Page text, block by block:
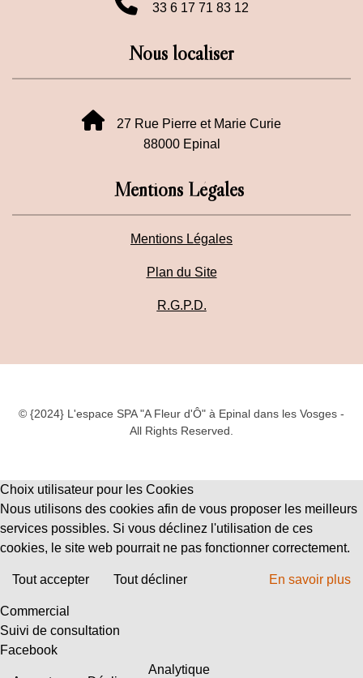
33 6 17 71 83 12
Nous localiser
27 Rue Pierre et Marie Curie
88000 Epinal
Mentions Légales
Mentions Légales
Plan du Site
R.G.P.D.
© {2024} L'espace SPA "A Fleur d'Ô" à Epinal dans les Vosges -
All Rights Reserved.
Choix utilisateur pour les Cookies
Nous utilisons des cookies afin de vous proposer les meilleurs
services possibles. Si vous déclinez l'utilisation de ces
cookies, le site web pourrait ne pas fonctionner correctement.
Tout accepter Tout décliner En savoir plus
Commercial
Suivi de consultation
Facebook
Analytique